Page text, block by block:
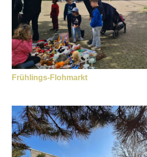
Frühlings-Flohmarkt